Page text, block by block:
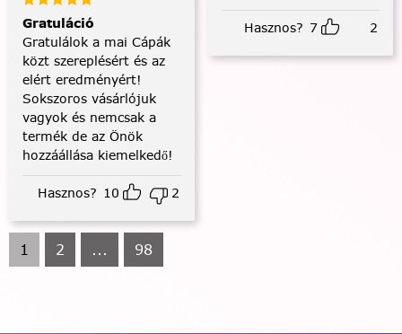
Gratuláció
Gratulálok a mai Cápák
közt szereplésért és az
elért eredményért!
Sokszoros vásárlójuk
vagyok és nemcsak a
termék de az Önök
hozzáállása kiemelkedő!
Hasznos? 10 2
Hasznos? 7 2
1 2 ... 98